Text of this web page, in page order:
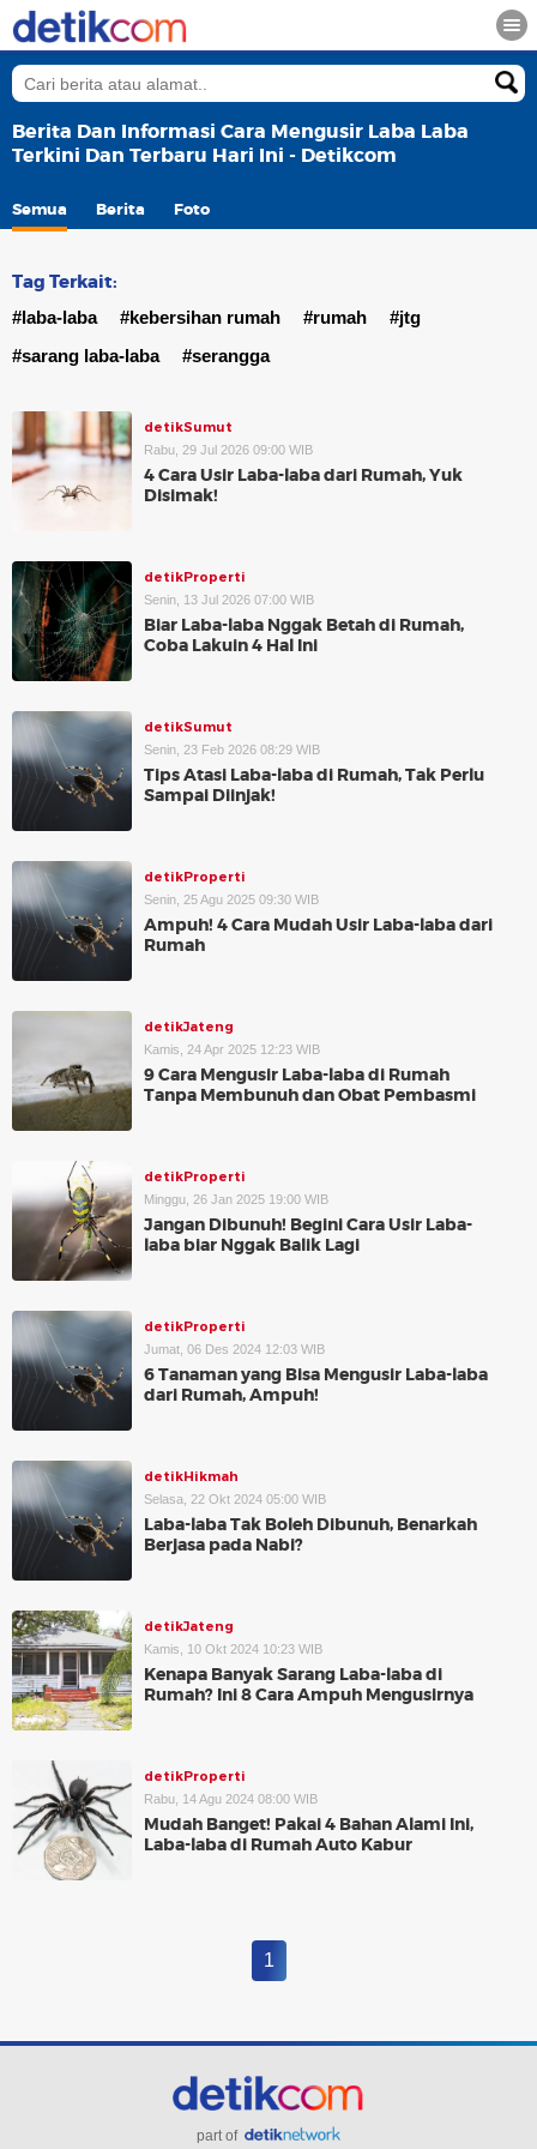
Berita Dan Informasi Cara Mengusir Laba Laba
Terkini Dan Terbaru Hari Ini - Detikcom
Semua Berita Foto
Tag Terkait:
#laba-laba #kebersihan rumah #rumah
#jtg
#sarang laba-laba
#serangga
detikSumut
Rabu, 29 Jul 2026 09:00 WIB
4 Cara Usir Laba-laba dari Rumah, Yuk
Disimak!
detikProperti
Senin, 13 Jul 2026 07:00 WIB
Biar Laba-laba Nggak Betah di Rumah,
Coba Lakuin 4 Hal Ini
detikSumut
Senin, 23 Feb 2026 08:29 WIB
Tips Atasi Laba-laba di Rumah, Tak Perlu
Sampai Diinjak!
detikProperti
Senin, 25 Agu 2025 09:30 WIB
Ampuh! 4 Cara Mudah Usir Laba-laba dari
Rumah
detikJateng
Kamis, 24 Apr 2025 12:23 WIB
9 Cara Mengusir Laba-laba di Rumah
Tanpa Membunuh dan Obat Pembasmi
detikProperti
Minggu, 26 Jan 2025 19:00 WIB
Jangan Dibunuh! Begini Cara Usir Laba-
laba biar Nggak Balik Lagi
detikProperti
Jumat, 06 Des 2024 12:03 WIB
6 Tanaman yang Bisa Mengusir Laba-laba
dari Rumah, Ampuh!
detikHikmah
Selasa, 22 Okt 2024 05:00 WIB
Laba-laba Tak Boleh Dibunuh, Benarkah
Berjasa pada Nabi?
detikJateng
Kamis, 10 Okt 2024 10:23 WIB
Kenapa Banyak Sarang Laba-laba di
Rumah? Ini 8 Cara Ampuh Mengusirnya
detikProperti
Rabu, 14 Agu 2024 08:00 WIB
Mudah Banget! Pakai 4 Bahan Alami Ini,
Laba-laba di Rumah Auto Kabur
1
part of